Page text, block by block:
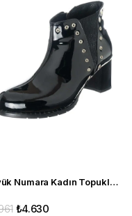
Büyük Numara Kadın Topuklu BOT K268 siyah
₺4.630